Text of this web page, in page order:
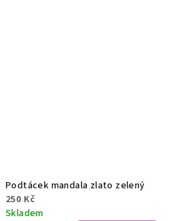
Podtácek mandala zlato zelený
250 Kč
Skladem